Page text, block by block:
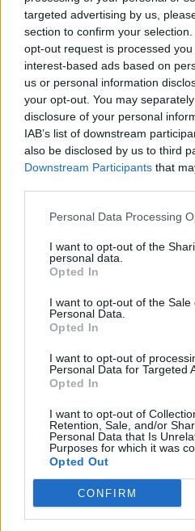
targeted advertising by us,
section to confirm your
opt-out request is processed
interest-based ads based on
us or personal information
your opt-out. You may
disclosure of your personal
IAB’s list of downstream
also be disclosed by us to third
Downstream Participants that
Personal Data Processing
I want to opt-out of the
personal data.
Opted In
I want to opt-out of the Sale
Personal Data.
Opted In
I want to opt-out of
Personal Data for Targeted
Opted In
I want to opt-out of
Retention, Sale, and/or
Personal Data that Is
Purposes for which it was
Opted Out
CONFIRM
25 јуни: 00.00 (Шкотска –
03.00 (Чешка – Мексико,
Кореја), 22.00 (Еквадор –
на Слоновата Коска),
26 јуни: 01.00 (Тунис –
Шведска), 04.00
Австралија), 21.00
Ирак),
27 јуни: 02.00 (Уругвај
Саудиска Арабија), 05.00
Египет – Иран), 23.00
28 јуни: 01.30 (Колумбија –
Узбекистан), 04.00
© Vecer.mk, правата за
Нова
пред
Готово е:
трансфер
евра!